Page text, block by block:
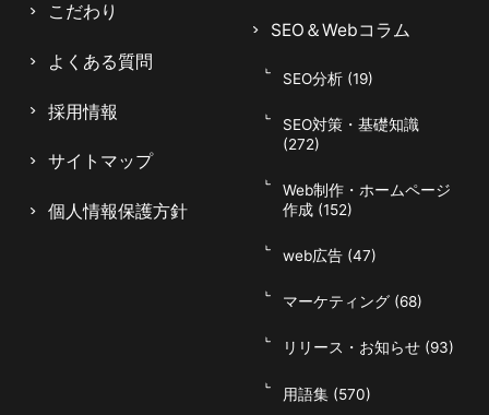
ムを頻繁に改良しています。これにより、高品質
でユーザー中心のコンテンツの価値がますます高
まっています。また、モバイルファーストインデ
ックスの導入は、モバイル端末での閲覧に最適化
されたサイトが重視されることを意味し、音声検
索とAIの進化によって検索体験も大きく変わりつ
つあります。これらのトレンドに適応すること
は、オンラインでの視認性を高め、Web制作会
社としての競争力を保つ上で不可欠です。
こだわり
よくある質問
採用情報
サイトマップ
個人情報保護方針
SEO＆Webコラム
SEO分析 (19)
SEO対策・基礎知識
(272)
Web制作・ホームページ
作成 (152)
web広告 (47)
マーケティング (68)
リリース・お知らせ (93)
用語集 (570)
申し込み